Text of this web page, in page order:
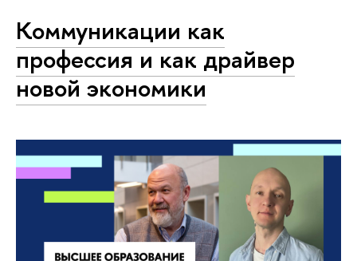
Коммуникации как
профессия и как драйвер
новой экономики